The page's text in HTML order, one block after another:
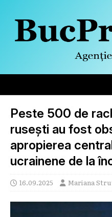
Peste 500 de
rusești au fost
apropierea
ucrainene de la
16.09.2025 Mariana